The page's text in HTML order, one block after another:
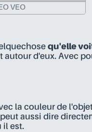
VEO
qu'elle
d'eux. Avec
la couleur de
aussi dire
il est.